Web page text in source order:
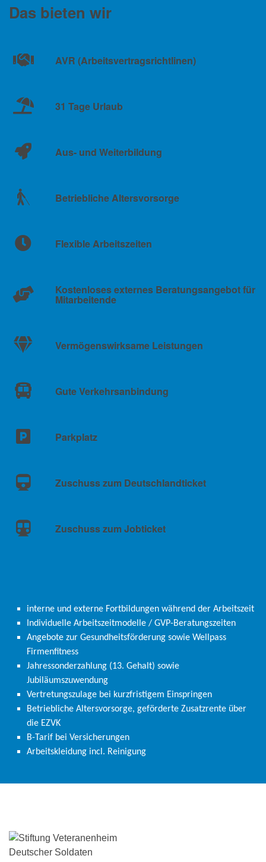
Das bieten wir
AVR (Arbeitsvertragsrichtlinen)
31 Tage Urlaub
Aus- und Weiterbildung
Betriebliche Altersvorsorge
Flexible Arbeitszeiten
Kostenloses externes Beratungsangebot für
Mitarbeitende
Vermögenswirksame Leistungen
Gute Verkehrsanbindung
Parkplatz
Zuschuss zum Deutschlandticket
Zuschuss zum Jobticket
interne und externe Fortbildungen während der Arbeitszeit
Individuelle Arbeitszeitmodelle / GVP-Beratungszeiten
Angebote zur Gesundheitsförderung sowie Wellpass
Firmenfitness
Jahressonderzahlung (13. Gehalt) sowie
Jubiläumszuwendung
Vertretungszulage bei kurzfristigem Einspringen
Betriebliche Altersvorsorge, geförderte Zusatzrente über
die EZVK
B-Tarif bei Versicherungen
Arbeitskleidung incl. Reinigung